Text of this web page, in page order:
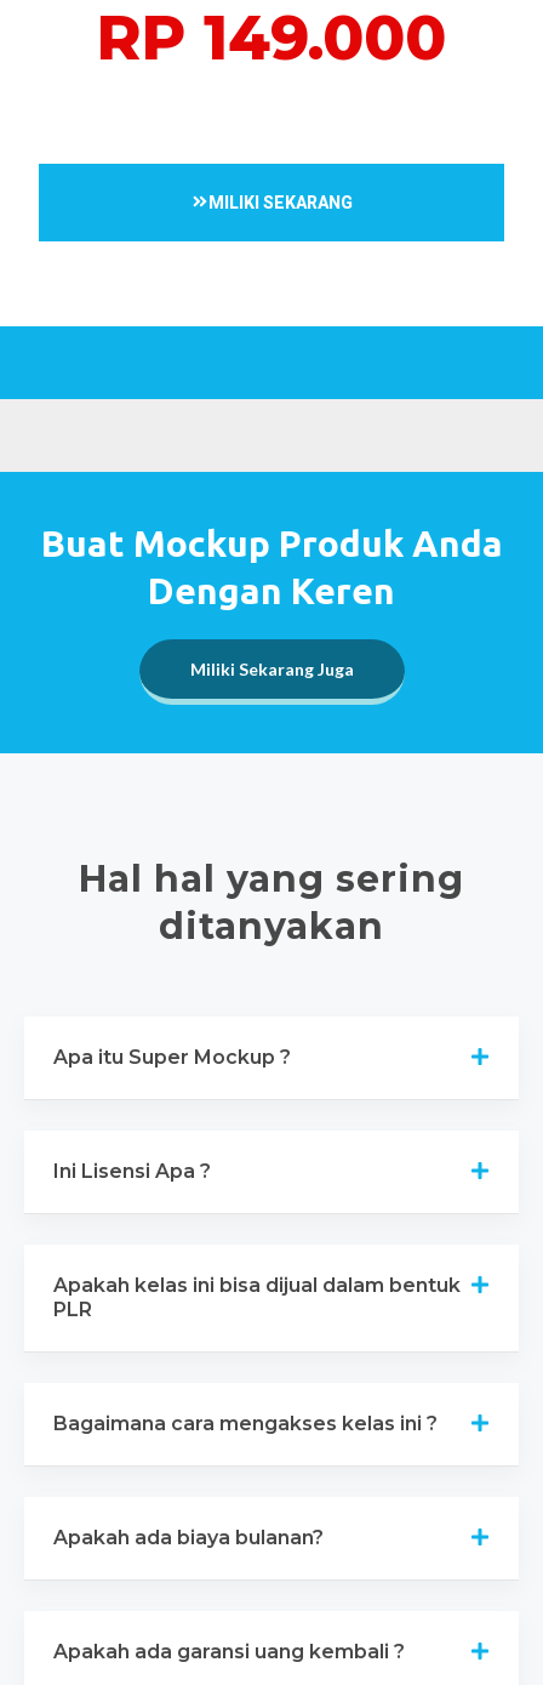
RP 149.000
MILIKI SEKARANG
Buat Mockup Produk Anda
Dengan Keren
Miliki Sekarang Juga
Hal hal yang sering
ditanyakan
Apa itu Super Mockup ?
Ini Lisensi Apa ?
Apakah kelas ini bisa dijual dalam bentuk
PLR
Bagaimana cara mengakses kelas ini ?
Apakah ada biaya bulanan?
Apakah ada garansi uang kembali ?